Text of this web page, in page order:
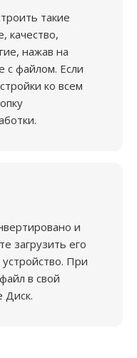
такие
качество,
нажав на
с файлом. Если
ко всем
и
загрузить его
При
в свой
Диск.